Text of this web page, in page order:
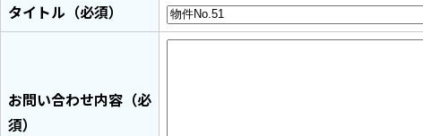
タイトル（必須）
お問い合わせ内容（必
須）